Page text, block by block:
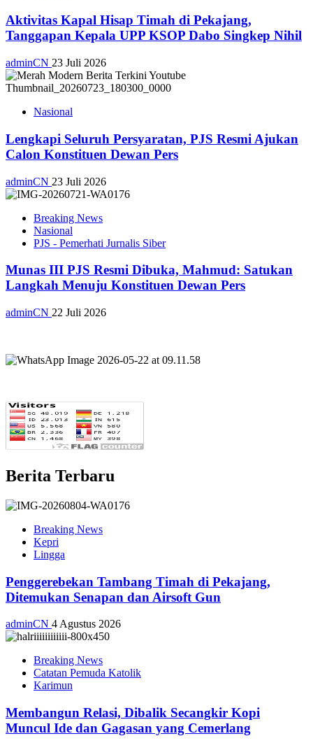
Aktivitas Kapal Hisap Timah di Pekajang,
Tanggapan Kepala UPP KSOP Dabo Singkep Nihil
adminCN 23 Juli 2026
Nasional
Lengkapi Seluruh Persyaratan, PJS Resmi Ajukan
Calon Konstituen Dewan Pers
adminCN 23 Juli 2026
Breaking News
Nasional
PJS - Pemerhati Jurnalis Siber
Munas III PJS Resmi Dibuka, Mahmud: Satukan
Langkah Menuju Konstituen Dewan Pers
adminCN 22 Juli 2026
Berita Terbaru
Breaking News
Kepri
Lingga
Penggerebekan Tambang Timah di Pekajang,
Ditemukan Senapan dan Airsoft Gun
adminCN 4 Agustus 2026
Breaking News
Catatan Pemuda Katolik
Karimun
Membangun Relasi, Dibalik Secangkir Kopi
Muncul Ide dan Gagasan yang Cemerlang